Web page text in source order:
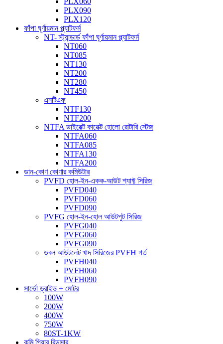
PLX090
PLX120
ফাঁপা ঘূর্ণায়মান প্ল্যাটফর্ম
NT- স্ট্যান্ডার্ড ফাঁপা ঘূর্ণায়মান প্ল্যাটফর্ম
NT060
NT085
NT130
NT200
NT280
NT450
এনটিএফ
NTF130
NTF200
NTFA ডাইরেক্ট কানেক্ট হোলো রোটারি স্টেজ
NTFA060
NTFA085
NTFA130
NTFA200
ডান-কোণ কোণার কমিউটার
PVFD হোল-ইন-একক-আউট শ্যাফ্ট সিরিজ
PVFD040
PVFD060
PVFD090
PVFG হোল-ইন-হোল আউটপুট সিরিজ
PVFG040
PVFG060
PVFG090
ডবল আউটলেট খাদ সিরিজের PVFH গর্ত
PVFH040
PVFH060
PVFH090
সার্ভো ড্রাইভ + মোটর
100W
200W
400W
750W
80ST-1KW
কৃমি গিয়ার রিডুসার